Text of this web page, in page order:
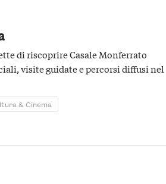
di riscoprire Casale Monferrato
visite guidate e percorsi diffusi nel
& Cinema